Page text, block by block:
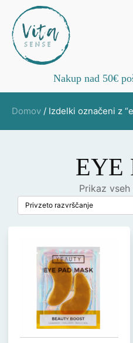
Nakup nad 50€
Domov / Izdelki označeni z
EYE
Prikaz